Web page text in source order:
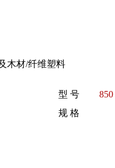
木材/纤维塑料
型 号
850
规 格